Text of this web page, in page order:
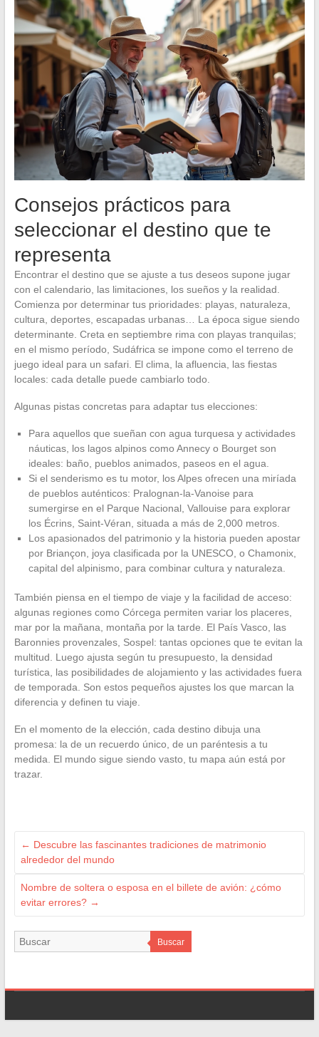
Consejos prácticos para
seleccionar el destino que te
representa
Encontrar el destino que se ajuste a tus deseos supone jugar
con el calendario, las limitaciones, los sueños y la realidad.
Comienza por determinar tus prioridades: playas, naturaleza,
cultura, deportes, escapadas urbanas… La época sigue siendo
determinante. Creta en septiembre rima con playas tranquilas;
en el mismo período, Sudáfrica se impone como el terreno de
juego ideal para un safari. El clima, la afluencia, las fiestas
locales: cada detalle puede cambiarlo todo.
Algunas pistas concretas para adaptar tus elecciones:
Para aquellos que sueñan con agua turquesa y actividades
náuticas, los lagos alpinos como Annecy o Bourget son
ideales: baño, pueblos animados, paseos en el agua.
Si el senderismo es tu motor, los Alpes ofrecen una miríada
de pueblos auténticos: Pralognan-la-Vanoise para
sumergirse en el Parque Nacional, Vallouise para explorar
los Écrins, Saint-Véran, situada a más de 2,000 metros.
Los apasionados del patrimonio y la historia pueden apostar
por Briançon, joya clasificada por la UNESCO, o Chamonix,
capital del alpinismo, para combinar cultura y naturaleza.
También piensa en el tiempo de viaje y la facilidad de acceso:
algunas regiones como Córcega permiten variar los placeres,
mar por la mañana, montaña por la tarde. El País Vasco, las
Baronnies provenzales, Sospel: tantas opciones que te evitan la
multitud. Luego ajusta según tu presupuesto, la densidad
turística, las posibilidades de alojamiento y las actividades fuera
de temporada. Son estos pequeños ajustes los que marcan la
diferencia y definen tu viaje.
En el momento de la elección, cada destino dibuja una
promesa: la de un recuerdo único, de un paréntesis a tu
medida. El mundo sigue siendo vasto, tu mapa aún está por
trazar.
← Descubre las fascinantes tradiciones de matrimonio
alrededor del mundo
Nombre de soltera o esposa en el billete de avión: ¿cómo
evitar errores? →
Buscar